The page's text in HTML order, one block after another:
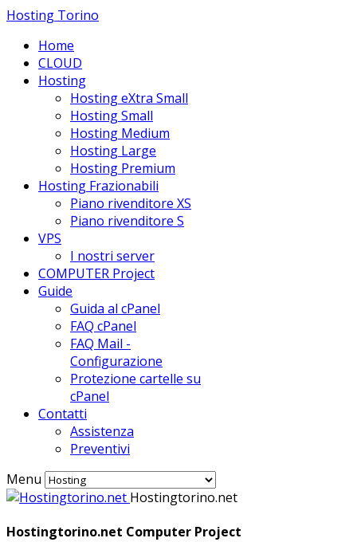
Hosting Torino
Home
CLOUD
Hosting
Hosting eXtra Small
Hosting Small
Hosting Medium
Hosting Large
Hosting Premium
Hosting Frazionabili
Piano rivenditore XS
Piano rivenditore S
VPS
I nostri server
COMPUTER Project
Guide
Guida al cPanel
FAQ cPanel
FAQ Mail -
Configurazione
Protezione cartelle su
cPanel
Contatti
Assistenza
Preventivi
Menu
Hostingtorino.net
Hostingtorino.net Computer Project